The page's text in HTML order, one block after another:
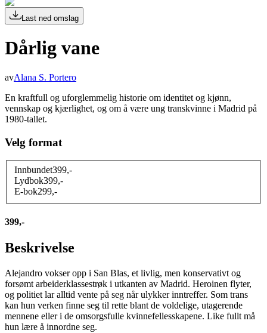
Last ned omslag
Dårlig vane
avAlana S. Portero
En kraftfull og uforglemmelig historie om identitet og kjønn,
vennskap og kjærlighet, og om å være ung transkvinne i Madrid på
1980-tallet.
Velg format
Innbundet399,-
Lydbok399,-
E-bok299,-
399,-
Beskrivelse
Alejandro vokser opp i San Blas, et livlig, men konservativt og
forsømt arbeiderklassestrøk i utkanten av Madrid. Heroinen flyter,
og politiet lar alltid vente på seg når ulykker inntreffer. Som trans
kan hun verken finne seg til rette blant de voldelige, utagerende
mennene eller i de omsorgsfulle kvinnefellesskapene. Like fullt må
hun lære å innordne seg.